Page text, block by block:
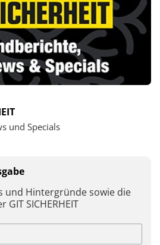
und Specials
und Hintergründe sowie die
SICHERHEIT